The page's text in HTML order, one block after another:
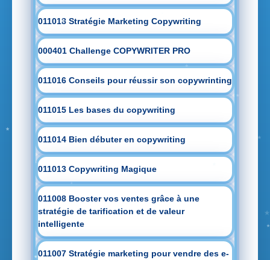
011018 Stratégie Marketing Copywriting
000401 Challenge COPYWRITER PRO
011016 Conseils pour réussir son copywrinting
011015 Les bases du copywriting
011014 Bien débuter en copywriting
011013 Copywriting Magique
011008 Booster vos ventes grâce à une
stratégie de tarification et de valeur
intelligente
011007 Stratégie marketing pour vendre des e-